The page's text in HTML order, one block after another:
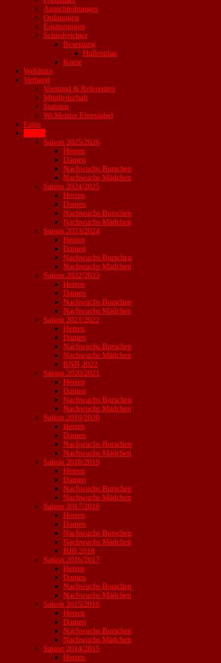
Ausschreibungen
Ordnungen
Ergänzungen
Schiedsrichter
Besetzung
Hallenplan
Kurse
Weblinks
Verband
Vorstand & Referenten
Mitgliedschaft
Statuten
Wr.Meister Ehrentabel
Fotos
Saison 2025/2026
Herren
Damen
Nachwuchs Burschen
Nachwuchs Mädchen
Saison 2024/2025
Herren
Damen
Nachwuchs Burschen
Nachwuchs Mädchen
Saison 2023/2024
Herren
Damen
Nachwuchs Burschen
Nachwuchs Mädchen
Saison 2022/2023
Herren
Damen
Nachwuchs Burschen
Nachwuchs Mädchen
Saison 2021/2022
Herren
Damen
Nachwuchs Burschen
Nachwuchs Mädchen
BNB 2022
Saison 2020/2021
Herren
Damen
Nachwuchs Burschen
Nachwuchs Mädchen
Saison 2019/2020
Herren
Damen
Nachwuchs Burschen
Nachwuchs Mädchen
Saison 2018/2019
Herren
Damen
Nachwuchs Burschen
Nachwuchs Mädchen
Saison 2017/2018
Herren
Damen
Nachwuchs Burschen
Nachwuchs Mädchen
BJB 2018
Saison 2016/2017
Herren
Damen
Nachwuchs Burschen
Nachwuchs Mädchen
Saison 2015/2016
Herren
Damen
Nachwuchs Burschen
Nachwuchs Mädchen
Saison 2014/2015
Herren